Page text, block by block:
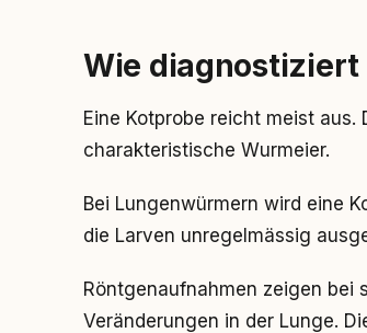
Wie
Eine Kotprobe reicht meist
charakteristische Wurmeier.
Bei Lungenwürmern wird eine
die Larven unregelmässig
Röntgenaufnahmen zeigen bei
Veränderungen in der Lunge.